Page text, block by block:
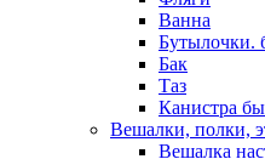
Ванна
Бутылочки.
Бак
Таз
Канистра
Вешалки, полки,
Вешалка